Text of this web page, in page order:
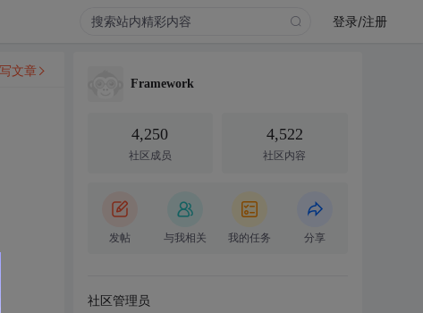
登录/注册
文章
Framework
4,250
社区成员
4,522
社区内容
发帖 与我相关 我的任务 分享
社区管理员